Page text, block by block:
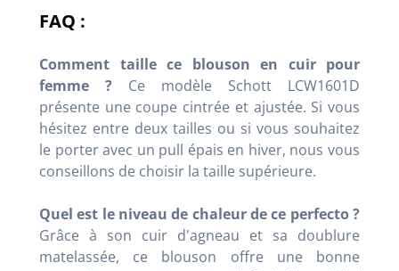
FAQ :
Comment taille ce blouson en cuir pour
femme ? Ce modèle Schott LCW1601D
présente une coupe cintrée et ajustée. Si vous
hésitez entre deux tailles ou si vous souhaitez
le porter avec un pull épais en hiver, nous vous
conseillons de choisir la taille supérieure.
Quel est le niveau de chaleur de ce perfecto ?
Grâce à son cuir d'agneau et sa doublure
matelassée, ce blouson offre une bonne